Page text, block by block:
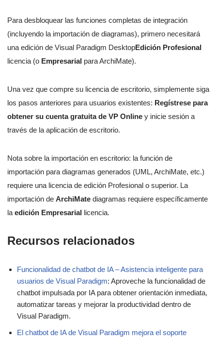
Para desbloquear las funciones completas de integración
(incluyendo la importación de diagramas), primero necesitará
una edición de Visual Paradigm DesktopEdición Profesional
licencia (o Empresarial para ArchiMate).
Una vez que compre su licencia de escritorio, simplemente siga
los pasos anteriores para usuarios existentes: Regístrese para
obtener su cuenta gratuita de VP Online y inicie sesión a
través de la aplicación de escritorio.
Nota sobre la importación en escritorio: la función de
importación para diagramas generados (UML, ArchiMate, etc.)
requiere una licencia de edición Profesional o superior. La
importación de ArchiMate diagramas requiere específicamente
la edición Empresarial licencia.
Recursos relacionados
Funcionalidad de chatbot de IA – Asistencia inteligente para
usuarios de Visual Paradigm: Aproveche la funcionalidad de
chatbot impulsada por IA para obtener orientación inmediata,
automatizar tareas y mejorar la productividad dentro de
Visual Paradigm.
El chatbot de IA de Visual Paradigm mejora el soporte